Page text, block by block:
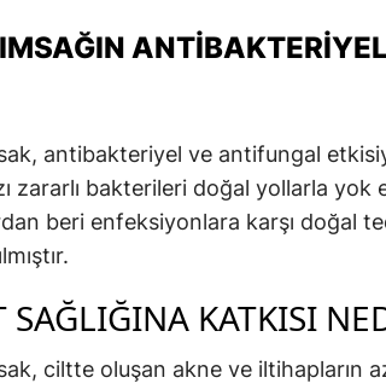
antibakteriyel ve antifungal
zararlı bakterileri doğal yollarla yok
beri enfeksiyonlara karşı doğal
SAĞLIĞINA KATKISI
ciltte oluşan akne ve iltihapların